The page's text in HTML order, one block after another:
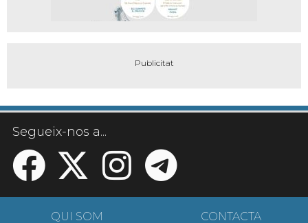
Segueix-nos a...
QUI SOM CONTACTA